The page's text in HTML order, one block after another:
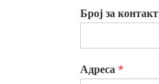
Број за контакт
Адреса *